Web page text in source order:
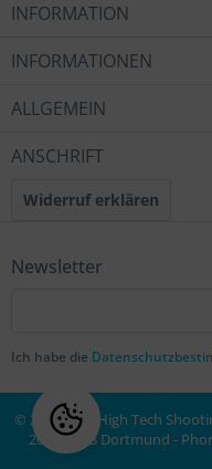
INFORMATION
INFORMATIONEN
ALLGEMEIN
ANSCHRIFT
Widerruf erklären
Newsletter
Ich habe die
© 2020 MEC High Tech
20a, 44143 Dortmund -